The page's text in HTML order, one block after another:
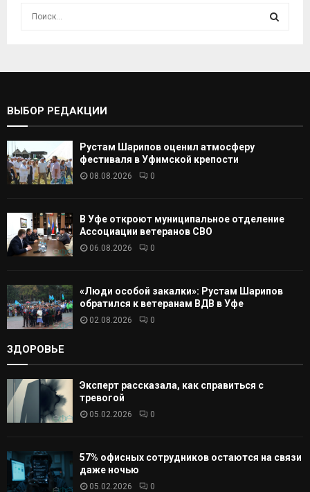
С
А
ВЫБОР РЕДАКЦИИ
Рустам Шарипов оценил атмосферу
фестиваля в Уфимской крепости
08.08.2026 0
В Уфе откроют муниципальное отделение
Ассоциации ветеранов СВО
06.08.2026 0
«Люди особой закалки»: Рустам Шарипов
обратился к ветеранам ВДВ в Уфе
02.08.2026 0
ЗДОРОВЬЕ
Эксперт рассказала, как справиться с
тревогой
05.02.2026 0
57% офисных сотрудников остаются на связи
даже ночью
05.02.2026 0